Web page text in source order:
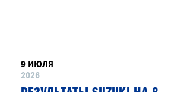
9 ИЮЛЯ
2026